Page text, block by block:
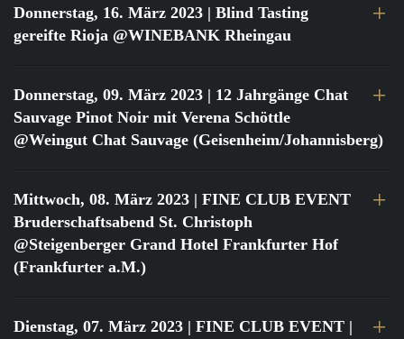
Donnerstag, 16. März 2023 | Blind Tasting
gereifte Rioja @WINEBANK Rheingau
Donnerstag, 09. März 2023 | 12 Jahrgänge Chat
Sauvage Pinot Noir mit Verena Schöttle
@Weingut Chat Sauvage (Geisenheim/Johannisberg)
Mittwoch, 08. März 2023 | FINE CLUB EVENT
Bruderschaftsabend St. Christoph
@Steigenberger Grand Hotel Frankfurter Hof
(Frankfurter a.M.)
Dienstag, 07. März 2023 | FINE CLUB EVENT |